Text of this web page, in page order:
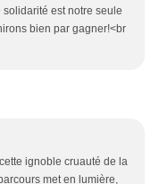
solidarité est notre seule
bien par gagner!<br
ignoble cruauté de la
met en lumière,